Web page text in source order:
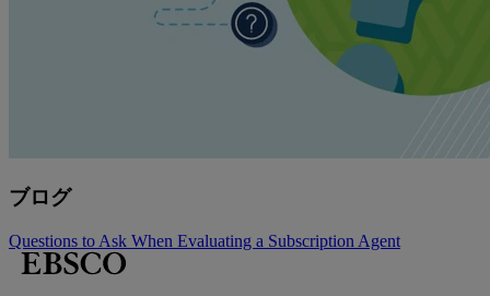
ブログ
Questions to Ask When Evaluating a Subscription Agent